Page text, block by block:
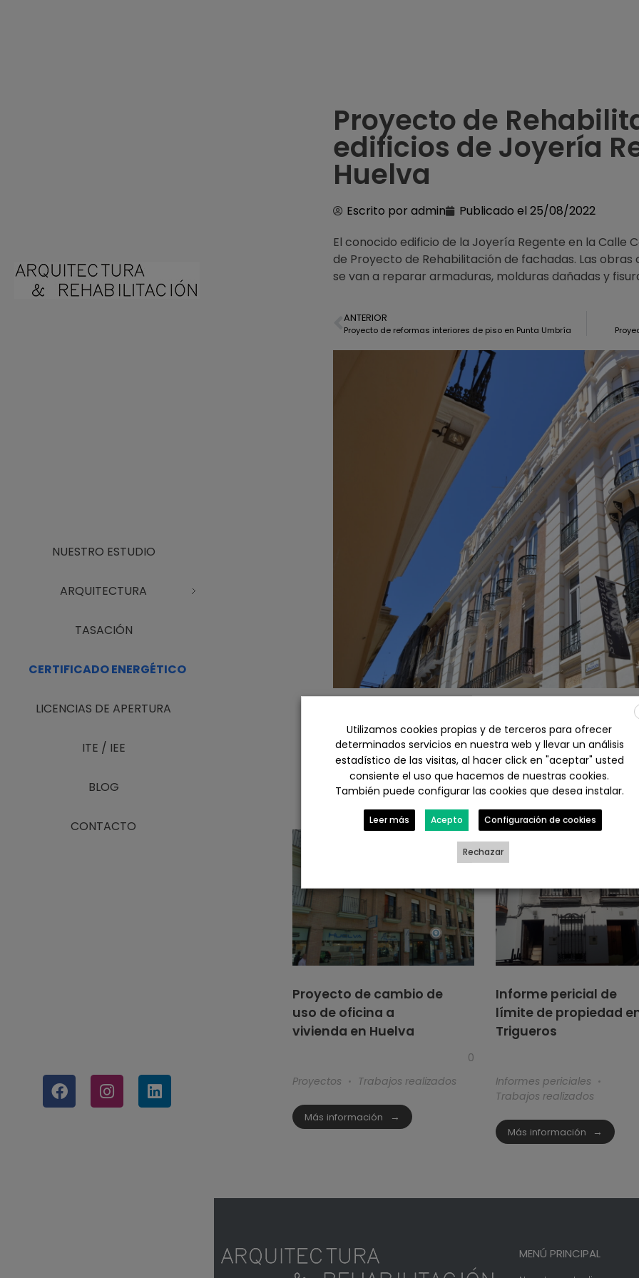
NUESTRO ESTUDIO
ARQUITECTURA
TASACIÓN
CERTIFICADO ENERGÉTICO
LICENCIAS DE APERTURA
ITE / IEE
BLOG
CONTACTO
Proyecto de
edificios de Joyería
Huelva
Escrito por admin Publicado el 25/08/2022
El conocido edificio de la Joyería Regente en la Calle
de Proyecto de Rehabilitación de fachadas. Las
se van a reparar armaduras, molduras dañadas y
ANTERIOR
Proyecto de reformas interiores de piso en Punta Umbría
Otros trabajos
Proyecto de cambio de
uso de oficina a
vivienda en Huelva
0
Proyectos
Trabajos realizados
Más información
Informe pericial de
límite de propiedad
Trigueros
Informes periciales
Trabajos realizados
Más información
MENÚ PRINCIPAL
Utilizamos cookies propias y de terceros para ofrecer
determinados servicios en nuestra web y llevar un análisis
estadístico de las visitas, al hacer click en "aceptar" usted
consiente el uso que hacemos de nuestras cookies.
También puede configurar las cookies que desea instalar.
Leer más Acepto Configuración de cookies
Rechazar